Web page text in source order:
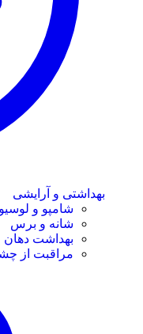
بهداشتی و آرایشی
شامپو و
شانه و برس
بهداشت دهان
مراقبت از